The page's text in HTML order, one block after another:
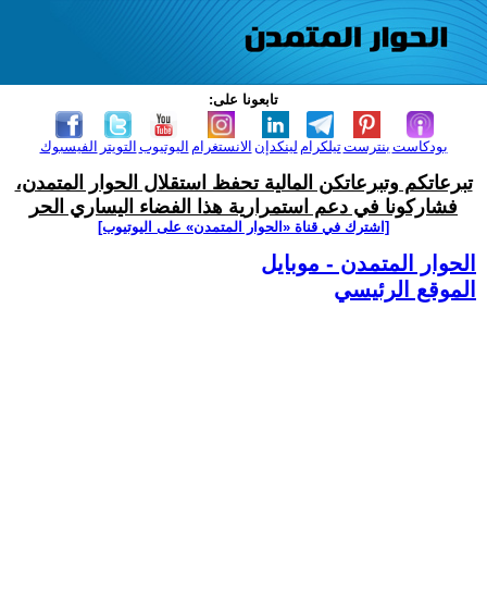
تابعونا على:
الفيسبوك التويتر اليوتيوب الانستغرام لينكدإن تيلكرامبنترست بودكاست
تبرعاتكم وتبرعاتكن المالية تحفظ استقلال الحوار المتمدن،
فشاركونا في دعم استمرارية هذا الفضاء اليساري الحر
[اشترك في قناة ‫«الحوار المتمدن» على اليوتيوب]
الحوار المتمدن - موبايل
الموقع الرئيسي